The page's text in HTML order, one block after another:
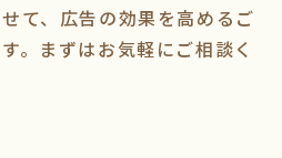
て、広告の効果を高めるご
。まずはお気軽にご相談く